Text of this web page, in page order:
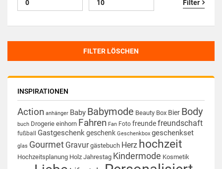
Filter
FILTER LÖSCHEN
INSPIRATIONEN
Action anhänger Baby Babymode Beauty Box Bier Body
buch Drogerie einhorn Fahren Fan Foto freundefreundschaft
fußball Gastgeschenkgeschenk Geschenkbox geschenkset
glas Gourmet Gravur gästebuch Herz hochzeit
Hochzeitsplanung Holz Jahrestag Kindermode Kosmetik